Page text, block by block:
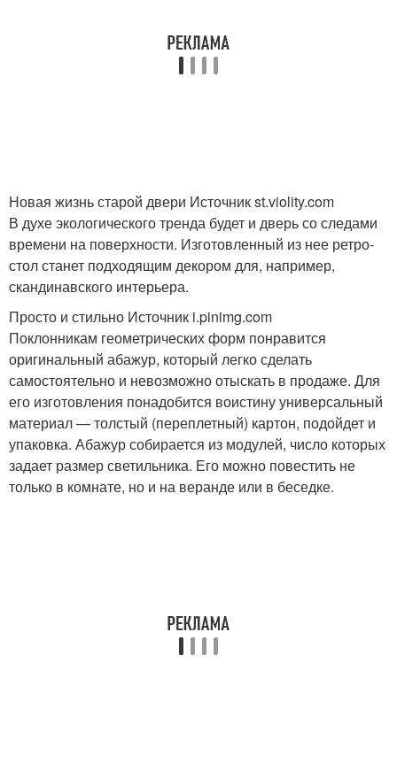
Новая жизнь старой двери Источник st.violity.com
В духе экологического тренда будет и дверь со следами
времени на поверхности. Изготовленный из нее ретро-
стол станет подходящим декором для, например,
скандинавского интерьера.
Просто и стильно Источник i.pinimg.com
Поклонникам геометрических форм понравится
оригинальный абажур, который легко сделать
самостоятельно и невозможно отыскать в продаже. Для
его изготовления понадобится воистину универсальный
материал — толстый (переплетный) картон, подойдет и
упаковка. Абажур собирается из модулей, число которых
задает размер светильника. Его можно повестить не
только в комнате, но и на веранде или в беседке.